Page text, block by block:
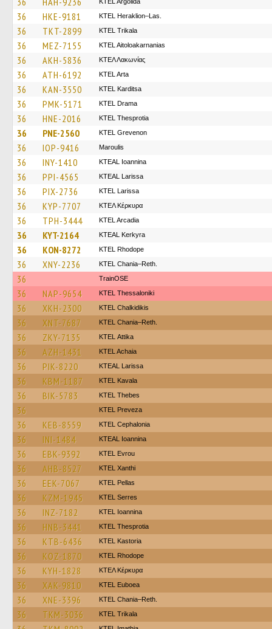
36 HKE-9181 KTEL Heraklion–Las.
36 TKT-2899 ΚΤΕL Τrikala
36 MEZ-7155 KTEL Aitoloakarnanias
36 AKH-5836 ΚΤΕΛ Λακωνίας
36 ATH-6192 KTEL Arta
36 KAN-3550 ΚΤΕL Karditsa
36 PMK-5171 KTEL Drama
36 HNE-2016 KTEL Thesprotia
36 PNE-2560 ΚΤΕL Grevenon
36 IOP-9416 Maroulis
36 INY-1410 KTEAL Ioannina
36 PPI-4565 KTEAL Larissa
36 PIX-2736 KTEL Larissa
36 KYP-7707 ΚΤΕΛ Κέρκυρα
36 TPH-3444 KTEL Arcadia
36 KYT-2164 KTEAL Kerkyra
36 KON-8272 KTEL Rhodope
36 XNY-2236 KTEL Chania–Reth.
36 TrainΟSE
36 NAP-9654 KTEL Thessaloniki
36 XKH-2300 ΚΤΕL Chalkidikis
36 XNT-7687 KTEL Chania–Reth.
36 ZKY-7135 KΤΕL Αttika
36 AZH-1431 KTEL Achaia
36 PIK-8220 KTEAL Larissa
36 KBM-1187 KTEL Kavala
36 BIK-5783 KTEL Thebes
36 KTEL Preveza
36 KEB-8559 KTEL Cephalonia
36 INI-1484 KTEAL Ioannina
36 EBK-9392 KTEL Evrou
36 AHB-8527 KTEL Xanthi
36 EEK-7067 KTEL Pellas
36 KZM-1945 KTEL Serres
36 INZ-7182 KTEL Ioannina
36 HNB-3441 KTEL Thesprotia
36 KTB-6436 KTEL Kastoria
36 KOZ-1870 KTEL Rhodope
36 KYH-1828 ΚΤΕΛ Κέρκυρα
36 XAK-9810 ΚΤΕL Euboea
36 XNE-3396 KTEL Chania–Reth.
36 TKM-3036 ΚΤΕL Τrikala